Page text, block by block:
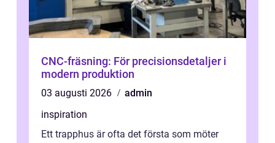
CNC-fräsning: För precisionsdetaljer i
modern produktion
03 augusti 2026
admin
inspiration
Ett trapphus är ofta det första som möter